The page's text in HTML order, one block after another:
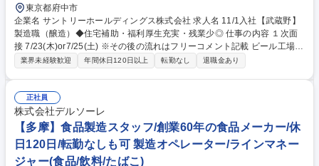
東京都府中市
企業名 サントリーホールディングス株式会社 求人名 11/1入社【武蔵野】
製造職（醸造）◆住宅補助・福利厚生充実・残業少◎ 仕事の内容 １次面
接 7/23(木)or7/25(土) ※その後の流れはフリーコメント記載 ビール工場に
て中味製造工程の製造（仕込・醗酵・貯酒・ろ過）のオペレーション、生
で決定。 ■ビール生産設備の運転オペレーター ■品質確認、管理 ■設備の
点検 ■設備、仕組みの改善業務（品質、コスト、生産性、安全） 募集職種
11/1入社【武蔵野】製造職（醸造）◆住宅補助・福利厚生充実・残業少◎
業界未経験歓迎 年間休日120日以上 転勤なし 退職金あり
正社員
株式会社デルソーレ
【多摩】食品製造スタッフ/創業60年の食品メーカー/休
日120日/転勤なしも可 製造オペレーター/ラインマネー
ジャー(食品/飲料/たばこ)